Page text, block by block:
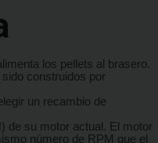
los pellets al brasero.
construidos por
un recambio de
) de su motor actual. El motor
número de RPM que el